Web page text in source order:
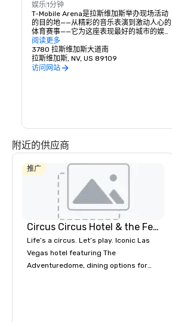
娱乐1分钟
T-Mobile Arena是拉斯维加斯举办现场活动
的目的地——从精彩的音乐表演到激动人心的
体育赛事——它为这座表现最好的城市的娱乐
含义树立了新的标准。拥有 20,000 个座位
的 T-Mobile Arena 举办激动人心的世界级赛
事，从UFC、拳击、曲棍球、篮球和骑牛到
备受瞩目的颁奖晚会和顶级音乐会，每个人
阅读更多
3780 拉斯维加斯大道南
拉斯维加斯, NV, US 89109
访问网站
附近的供应商
推广
Circus Circus Hotel & the Festival Grounds
Life’s a circus. Let’s play. Iconic Las
Vegas hotel featuring The
Adventuredome, dining options for